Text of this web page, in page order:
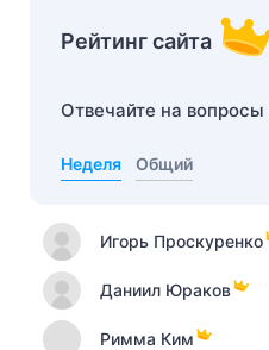
Рейтинг сайта
Отвечайте на
Неделя Общий
Игорь Проскуренко
Даниил Юраков
Римма Ким